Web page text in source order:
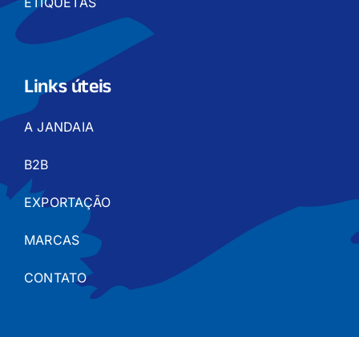
Links úteis
A JANDAIA
B2B
EXPORTAÇÃO
MARCAS
CONTATO